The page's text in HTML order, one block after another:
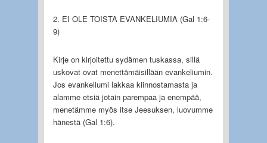
2. EI OLE TOISTA EVANKELIUMIA (Gal 1:6-
9)
Kirje on kirjoitettu sydämen tuskassa, sillä
uskovat ovat menettämäisillään evankeliumin.
Jos evankeliumi lakkaa kiinnostamasta ja
alamme etsiä jotain parempaa ja enempää,
menetämme myös itse Jeesuksen, luovumme
hänestä (Gal 1:6).